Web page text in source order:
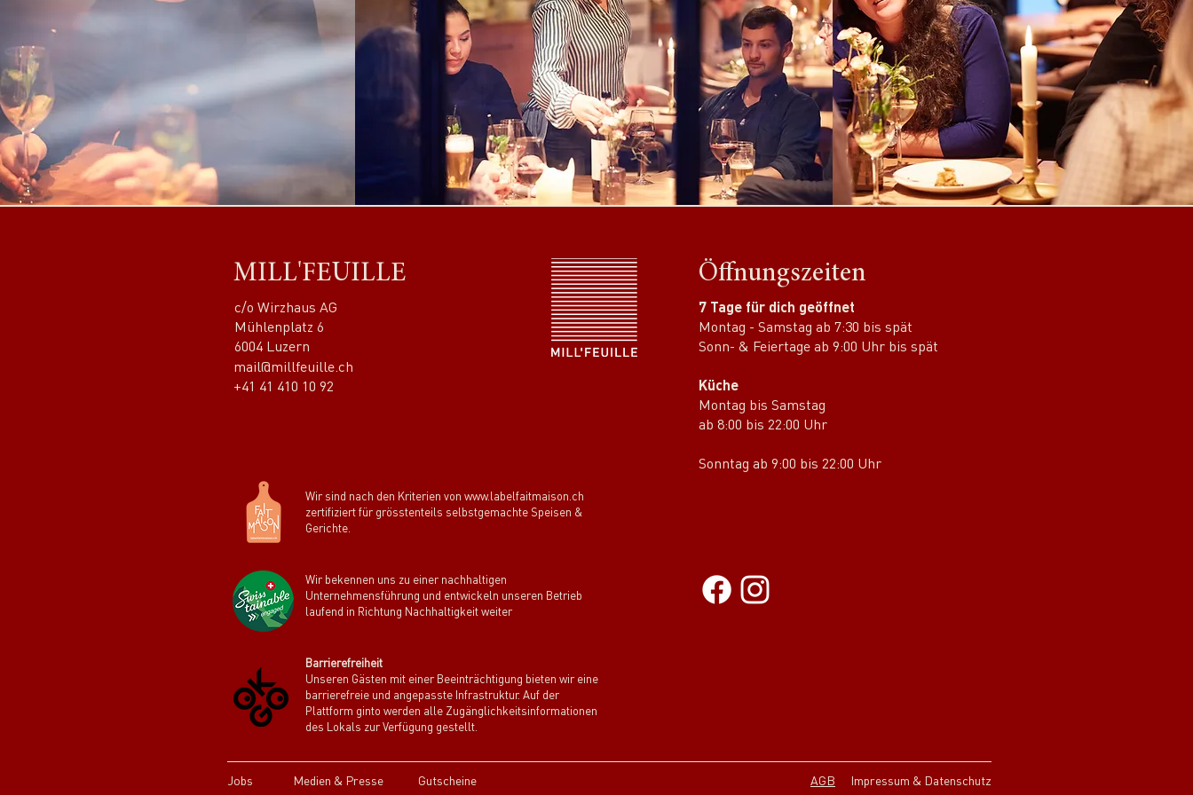
MILL'FEUILLE
c/o Wirzhaus AG
Mühlenplatz 6
6004 Luzern
mail@millfeuille.ch
+41 41 410 10 92
Wir sind nach den Kriterien von www.labelfaitmaison.ch
zertifiziert für grösstenteils selbstgemachte Speisen &
Gerichte.
Wir bekennen uns zu einer nachhaltigen
Unternehmensführung und entwickeln unseren Betrieb
laufend in Richtung Nachhaltigkeit weiter
Barrierefreiheit
Unseren Gästen mit einer Beeinträchtigung bieten wir eine
barrierefreie und angepasste Infrastruktur. Auf der
Plattform ginto werden alle Zugänglichkeitsinformationen
des Lokals zur Verfügung gestellt.
Öffnungszeiten
7 Tage für dich geöffnet
Montag - Samstag ab 7:30 bis spät
Sonn- & Feiertage ab 9:00 Uhr bis spät
Küche
Montag bis Samstag
ab 8:00 bis 22:00 Uhr
Sonntag ab 9:00 bis 22:00 Uhr
Jobs Medien & Presse Gutscheine Impressum & Datenschutz
AGB